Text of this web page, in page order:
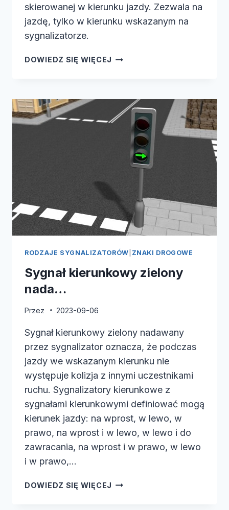
skierowanej w kierunku jazdy. Zezwala na
jazdę, tylko w kierunku wskazanym na
sygnalizatorze.
DOWIEDZ SIĘ WIĘCEJ SYGNAŁY
RODZAJE SYGNALIZATORÓW ZNAKI DROGOWE
Sygnał kierunkowy zielony
nada…
Przez 2023-09-06
Sygnał kierunkowy zielony nadawany
przez sygnalizator oznacza, że podczas
jazdy we wskazanym kierunku nie
występuje kolizja z innymi uczestnikami
ruchu. Sygnalizatory kierunkowe z
sygnałami kierunkowymi definiować mogą
kierunek jazdy: na wprost, w lewo, w
prawo, na wprost i w lewo, w lewo i do
zawracania, na wprost i w prawo, w lewo
i w prawo,…
DOWIEDZ SIĘ WIĘCEJ SYGNAŁ